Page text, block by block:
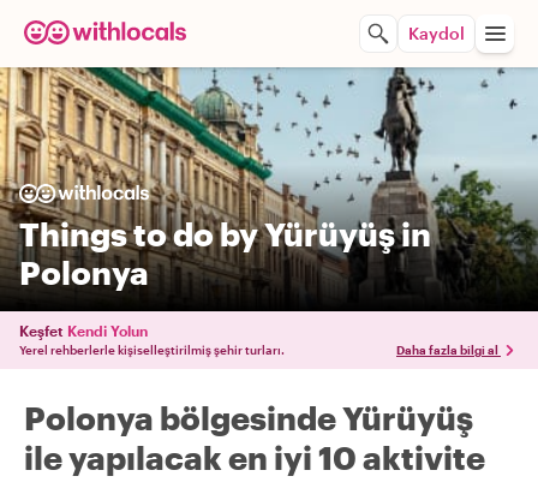
Kaydol
Things to do by Yürüyüş in
Polonya
Keşfet Kendi Yolun
Yerel rehberlerle kişiselleştirilmiş şehir turları. Daha fazla bilgi al
Polonya bölgesinde Yürüyüş
ile yapılacak en iyi 10 aktivite